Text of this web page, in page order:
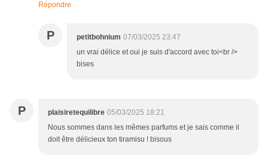
Répondre
P petitbohnium 07/03/2025 23:47
un vrai délice et oui je suis d'accord avec toi<br />
bises
P plaisiretequilibre 05/03/2025 18:21
Nous sommes dans les mêmes parfums et je sais comme il
doit être délicieux ton tiramisu ! bisous